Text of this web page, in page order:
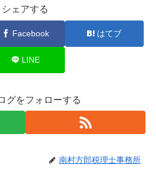
シェアする
Facebook はてブ
LINE
グをフォローする
南村方郎税理士事務所